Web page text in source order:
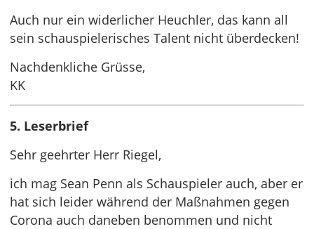
Auch nur ein widerlicher Heuchler, das kann all
sein schauspielerisches Talent nicht überdecken!
Nachdenkliche Grüsse,
KK
5. Leserbrief
Sehr geehrter Herr Riegel,
ich mag Sean Penn als Schauspieler auch, aber er
hat sich leider während der Maßnahmen gegen
Corona auch daneben benommen und nicht